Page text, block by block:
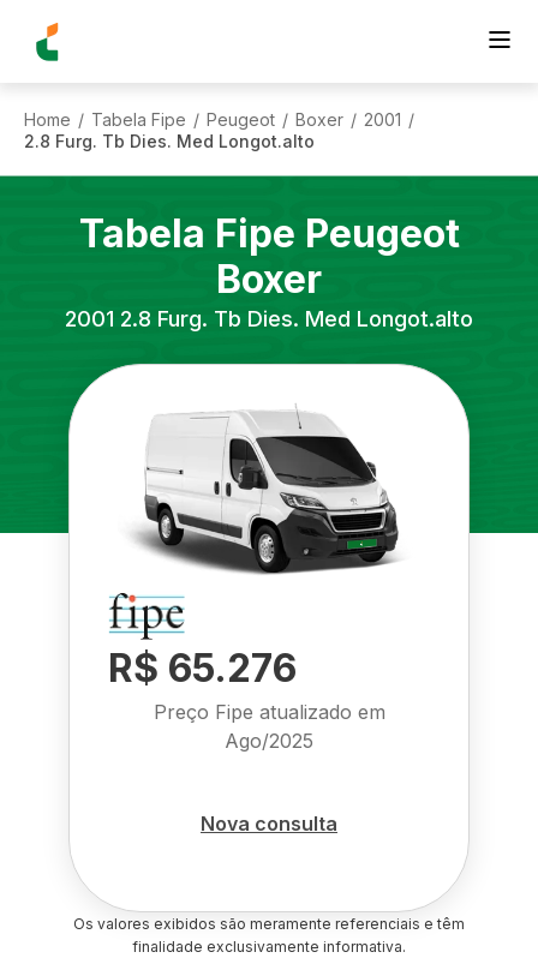
Home / Tabela Fipe / Peugeot / Boxer / 2001 /
2.8 Furg. Tb Dies. Med Longot.alto
Tabela Fipe Peugeot
Boxer
2001 2.8 Furg. Tb Dies. Med Longot.alto
R$ 65.276
Preço Fipe atualizado em
Ago/2025
Nova consulta
Os valores exibidos são meramente referenciais e têm
finalidade exclusivamente informativa.